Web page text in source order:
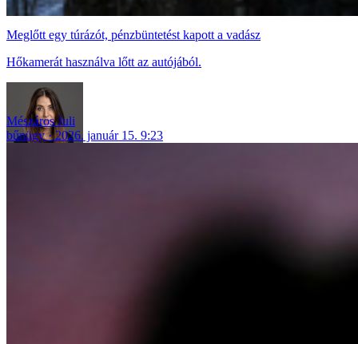
Meglőtt egy túrázót, pénzbüntetést kapott a vadász
Hőkamerát használva lőtt az autójából.
Mészáros Juli
bűnügy
2026. január 15. 9:23